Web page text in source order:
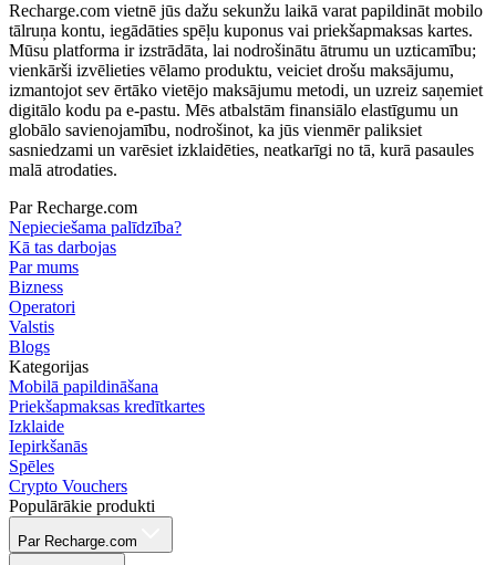
Recharge.com vietnē jūs dažu sekunžu laikā varat papildināt mobilo
tālruņa kontu, iegādāties spēļu kuponus vai priekšapmaksas kartes.
Mūsu platforma ir izstrādāta, lai nodrošinātu ātrumu un uzticamību;
vienkārši izvēlieties vēlamo produktu, veiciet drošu maksājumu,
izmantojot sev ērtāko vietējo maksājumu metodi, un uzreiz saņemiet
digitālo kodu pa e-pastu. Mēs atbalstām finansiālo elastīgumu un
globālo savienojamību, nodrošinot, ka jūs vienmēr paliksiet
sasniedzami un varēsiet izklaidēties, neatkarīgi no tā, kurā pasaules
malā atrodaties.
Par Recharge.com
Nepieciešama palīdzība?
Kā tas darbojas
Par mums
Bizness
Operatori
Valstis
Blogs
Kategorijas
Mobilā papildināšana
Priekšapmaksas kredītkartes
Izklaide
Iepirkšanās
Spēles
Crypto Vouchers
Populārākie produkti
Par Recharge.com